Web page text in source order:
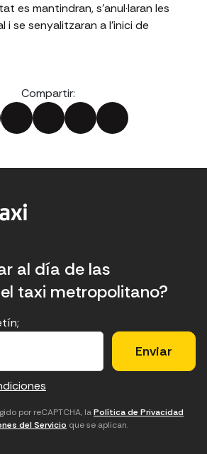
es mantindran, s’anul·laran les
i se senyalitzaran a l’inici de
Compartir:
al día de las
taxi metropolitano?
por reCAPTCHA, laPolítica de Privacidad
del Servicio que se aplican.